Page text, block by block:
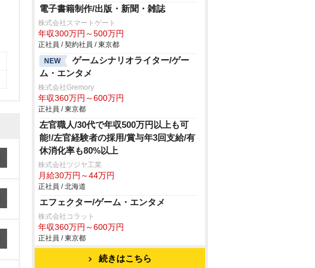
電子書籍制作/出版・新聞・雑誌
株式会社スマートゲート
年収300万円～500万円
正社員 / 契約社員 / 東京都
NEW
ゲームシナリオライター/ゲー
ム・エンタメ
株式会社Gremory
年収360万円～600万円
正社員 / 東京都
左官職人/30代で年収500万円以上も可
能!/左官経験者の採用/賞与年3回支給/有
休消化率も80%以上
株式会社ツジヤ工業
月給30万円～44万円
正社員 / 北海道
エフェクター/ゲーム・エンタメ
株式会社コラット
年収360万円～600万円
正社員 / 東京都
続きはこちら